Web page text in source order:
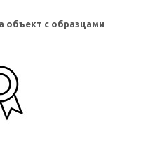
объект с образцами